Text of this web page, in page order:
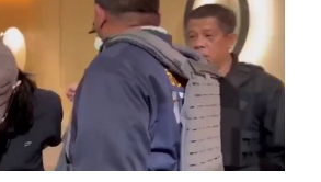
ใจคน Gen X และ Gen Y มาสื่อสาร
อคอนคน Gen Z อย่าง ‘น้ำตาลและ
สจที่ทรงพลังว่า ความสุขและความ
ยๆ กับทุกคน เพียงแค่มีพื้นที่ที่ใช่และ